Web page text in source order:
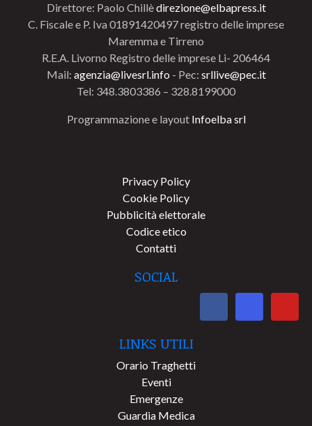
Direttore: Paolo Chillèdirezione@elbapress.it
C. Fiscale e P. Iva 01891420497 registro delle imprese
Maremma e Tirreno
R.E.A. Livorno Registro delle imprese Li- 206464
Mail: agenzia@livesrl.info - Pec: srllive@pec.it
Tel: 348.3803386 – 328.8199000
Programmazione e layout Infoelba srl
Privacy Policy
Cookie Policy
Pubblicità elettorale
Codice etico
Contatti
SOCIAL
LINKS UTILI
Orario Traghetti
Eventi
Emergenze
Guardia Medica